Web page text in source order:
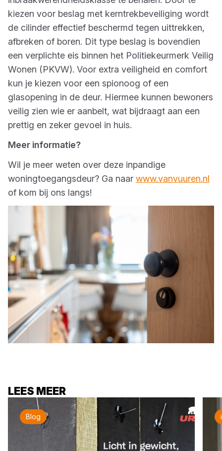
kiezen voor beslag met kerntrekbeveiliging wordt
de cilinder effectief beschermd tegen uittrekken,
afbreken of boren. Dit type beslag is bovendien
een verplichte eis binnen het Politiekeurmerk Veilig
Wonen (PKVW). Voor extra veiligheid en comfort
kun je kiezen voor een spionoog of een
glasopening in de deur. Hiermee kunnen bewoners
veilig zien wie er aanbelt, wat bijdraagt aan een
prettig en zeker gevoel in huis.
Meer informatie?
Wil je meer weten over deze inpandige
woningtoegangsdeur? Ga naar www.vanvuuren.nl
of kom bij ons langs!
LEES MEER
Blog